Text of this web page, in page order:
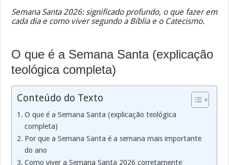
Semana Santa 2026: significado profundo, o que fazer em
cada dia e como viver segundo a Bíblia e o Catecismo.
O que é a Semana Santa (explicação
teológica completa)
Conteúdo do Texto
O que é a Semana Santa (explicação teológica
completa)
Por que a Semana Santa é a semana mais importante
do ano
Como viver a Semana Santa 2026 corretamente